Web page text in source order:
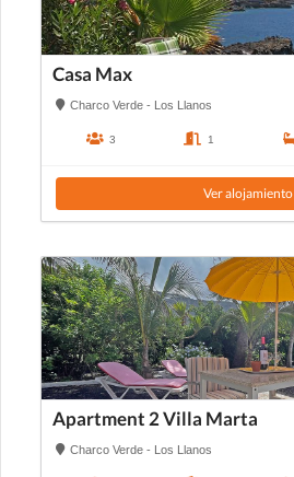
Casa Max
Charco Verde - Los Llanos
3 1
Ver alojamiento
Apartment 2 Villa Marta
Charco Verde - Los Llanos